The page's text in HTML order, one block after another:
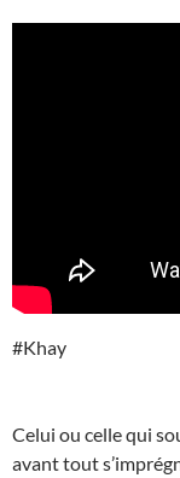
#Khay
Celui ou celle qui
avant tout